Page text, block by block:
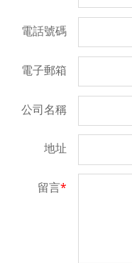
電話號碼
電子郵箱
公司名稱
地址
留言*